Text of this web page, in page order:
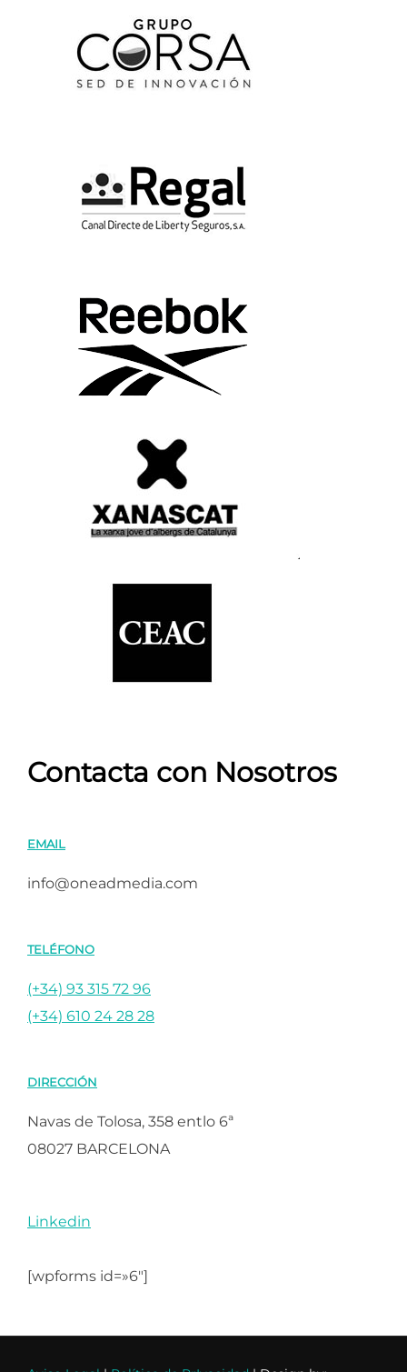
Contacta con Nosotros
EMAIL
info@oneadmedia.com
TELÉFONO
(+34) 93 315 72 96
(+34) 610 24 28 28
DIRECCIÓN
Navas de Tolosa, 358 entlo 6ª
08027 BARCELONA
Linkedin
[wpforms id=»6″]